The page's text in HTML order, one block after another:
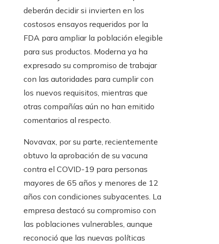
deberán decidir si invierten en los
costosos ensayos requeridos por la
FDA para ampliar la población elegible
para sus productos. Moderna ya ha
expresado su compromiso de trabajar
con las autoridades para cumplir con
los nuevos requisitos, mientras que
otras compañías aún no han emitido
comentarios al respecto.
Novavax, por su parte, recientemente
obtuvo la aprobación de su vacuna
contra el COVID-19 para personas
mayores de 65 años y menores de 12
años con condiciones subyacentes. La
empresa destacó su compromiso con
las poblaciones vulnerables, aunque
reconoció que las nuevas políticas